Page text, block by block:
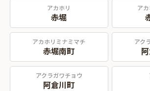
アカホリ
赤堀
ア
アカホリミナミマチ
赤堀南町
アク
アクラガワチョウ
阿倉川町